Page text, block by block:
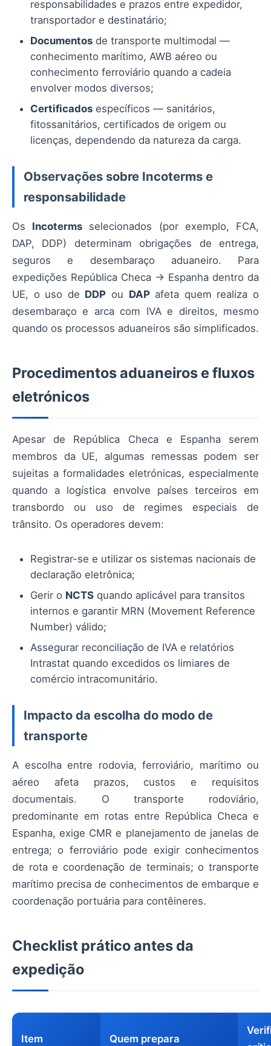
responsabilidades e prazos entre expedidor,
transportador e destinatário;
Documentos de transporte multimodal —
conhecimento marítimo, AWB aéreo ou
conhecimento ferroviário quando a cadeia
envolver modos diversos;
Certificados específicos — sanitários,
fitossanitários, certificados de origem ou
licenças, dependendo da natureza da carga.
Observações sobre Incoterms e
responsabilidade
Os Incoterms selecionados (por exemplo, FCA,
DAP, DDP) determinam obrigações de entrega,
seguros e desembaraço aduaneiro. Para
expedições República Checa → Espanha dentro da
UE, o uso de DDP ou DAPafeta quem realiza o
desembaraço e arca com IVA e direitos, mesmo
quando os processos aduaneiros são simplificados.
Procedimentos aduaneiros e fluxos
eletrónicos
Apesar de República Checa e Espanha serem
membros da UE, algumas remessas podem ser
sujeitas a formalidades eletrónicas, especialmente
quando a logística envolve países terceiros em
transbordo ou uso de regimes especiais de
trânsito. Os operadores devem:
Registrar-se e utilizar os sistemas nacionais de
declaração eletrônica;
Gerir o NCTS quando aplicável para transitos
internos e garantir MRN (Movement Reference
Number) válido;
Assegurar reconciliação de IVA e relatórios
Intrastat quando excedidos os limiares de
comércio intracomunitário.
Impacto da escolha do modo de
transporte
A escolha entre rodovia, ferroviário, marítimo ou
aéreo afeta prazos, custos e requisitos
documentais. O transporte rodoviário,
predominante em rotas entre República Checa e
Espanha, exige CMR e planejamento de janelas de
entrega; o ferroviário pode exigir conhecimentos
de rota e coordenação de terminais; o transporte
marítimo precisa de conhecimentos de embarque e
coordenação portuária para contêineres.
Checklist prático antes da
expedição
Item Quem prepara